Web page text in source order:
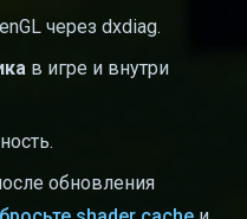
через dxdiag.
в игре и внутри
обновления